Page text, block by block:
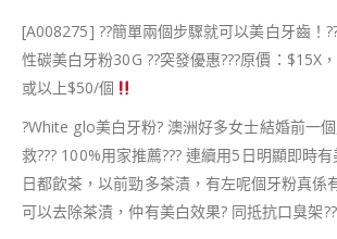
[A008275] ??簡單兩個步驟就可以美白牙齒！
性碳美白牙粉30G ??突發優惠???原價：$15X
或以上$50/個
?White glo美白牙粉? 澳洲好多女士結婚前一
救??? 100%用家推薦??? 連續用5日明顯即時
日都飲茶，以前勁多茶漬，有左呢個牙粉真係
可以去除茶漬，仲有美白效果? 同抵抗口臭架??